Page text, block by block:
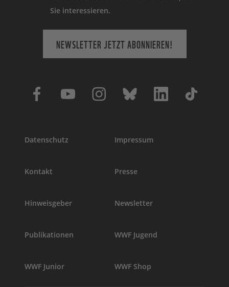
Sie interessieren.
NEWSLETTER JETZT ABONNIEREN!
Datenschutz Impressum
Kontakt Presse
Hinweisgeber Newsletter
Publikationen WWF Jugend
WWF Junior WWF Shop